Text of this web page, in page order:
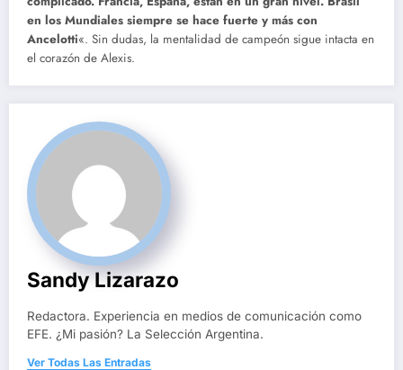
en los Mundiales siempre se hace fuerte y más con
Ancelotti«. Sin dudas, la mentalidad de campeón sigue intacta en
el corazón de Alexis.
Sandy Lizarazo
Redactora. Experiencia en medios de comunicación como
EFE. ¿Mi pasión? La Selección Argentina.
Ver Todas Las Entradas